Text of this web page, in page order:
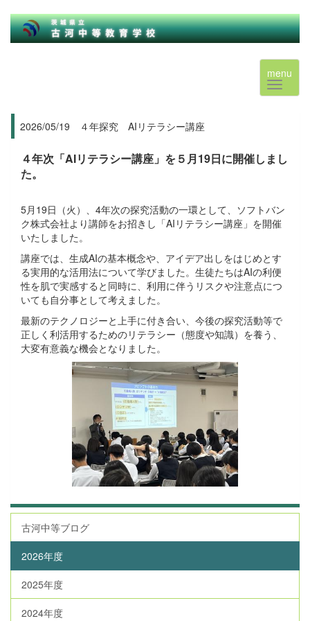
menu
2026/05/19 ４年探究 AIリテラシー講座
４年次「AIリテラシー講座」を５月19日に開催しまし
た。
5月19日（火）、4年次の探究活動の一環として、ソフトバン
ク株式会社より講師をお招きし「AIリテラシー講座」を開催
いたしました。
講座では、生成AIの基本概念や、アイデア出しをはじめとす
る実用的な活用法について学びました。生徒たちはAIの利便
性を肌で実感すると同時に、利用に伴うリスクや注意点につ
いても自分事として考えました。
最新のテクノロジーと上手に付き合い、今後の探究活動等で
正しく利活用するためのリテラシー（態度や知識）を養う、
大変有意義な機会となりました。
古河中等ブログ
2026年度
2025年度
2024年度